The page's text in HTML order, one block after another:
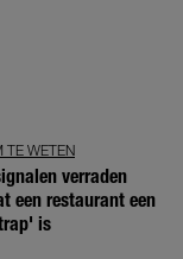
TE WETEN
verraden
een restaurant een
is